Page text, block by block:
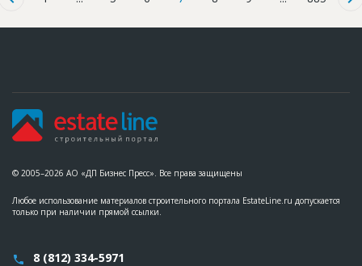
© 2005–2026 АО «ДП Бизнес Пресс». Все права защищены
Любое использование материалов строительного портала EstateLine.ru допускается
только при наличии прямой ссылки.
8 (812) 334-5971